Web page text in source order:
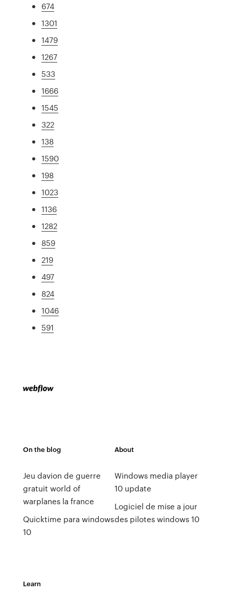
674
1301
1479
1267
533
1666
1545
322
138
1590
198
1023
1136
1282
859
219
497
824
1046
591
On the blog
Jeu davion de guerre
gratuit world of
warplanes la france
Quicktime para windows
10
About
Windows media player
10 update
Logiciel de mise a jour
des pilotes windows 10
Learn